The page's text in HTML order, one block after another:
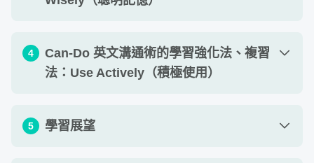
單元 1 - 10 個工作實戰任務：用英文溝通
「工作職責、經驗」
:20
4
Can-Do 英文溝通術的學習強化法、複習
法：Use Actively（積極使用）
單元 1 - 倒反翻譯法（Back Translation
Method）
:46
5 學習展望